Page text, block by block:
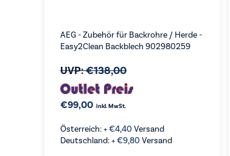
AEG - Zubehör für Backrohre / Herde -
Easy2Clean Backblech 902980259
UVP:€138,00
€99,00 inkl. MwSt.
Österreich: +€4,40 Versand
Deutschland: +€9,80 Versand